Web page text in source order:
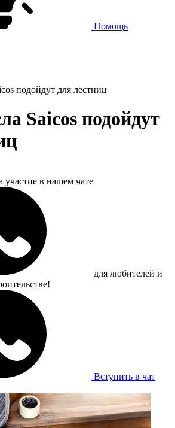
Помощь
подойдут для лестниц
Saicos подойдут
участие в нашем чате
для любителей и
Вступить в чат